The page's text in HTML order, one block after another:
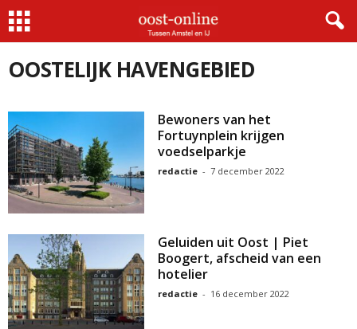
Home Pagina 2
OOSTELIJK HAVENGEBIED
Bewoners van het
Fortuynplein krijgen
voedselparkje
redactie - 7 december 2022
Geluiden uit Oost | Piet
Boogert, afscheid van een
hotelier
redactie - 16 december 2022